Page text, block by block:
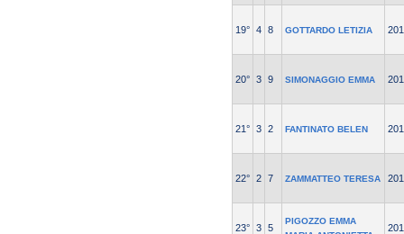
19° 4 8 GOTTARDO LETIZIA
20° 3 9 SIMONAGGIO EMMA
21° 3 2 FANTINATO BELEN
22° 2 7 ZAMMATTEO TERESA
23° 3 5
PIGOZZO EMMA